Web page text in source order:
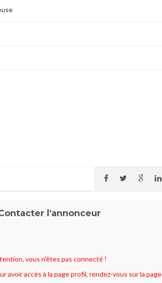
l'annonceur
vous n'êtes pas connecté !
avoir accès à la page profil, rendez-vous sur la page